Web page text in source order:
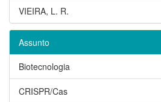
VIEIRA, L. R.
Assunto
Biotecnologia
CRISPR/Cas